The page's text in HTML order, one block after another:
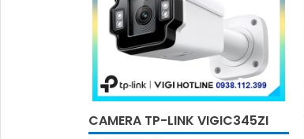
CAMERA TP-LINK VIGIC345ZI